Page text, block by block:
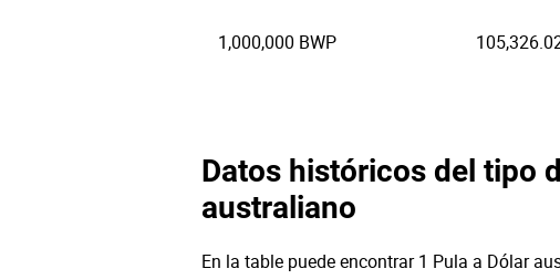
1,000,000 BWP
Datos históricos del tipo
australiano
En la table puede encontrar 1 Pula a Dólar